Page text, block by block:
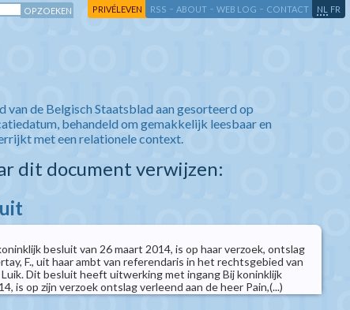
PRIVÉLEVEN RSS - ABOUT - WEB LOG - CONTACT NL FR
van de Belgisch Staatsblad aan gesorteerd op
behandeld om gemakkelijk leesbaar en
met een relationele context.
dit document verwijzen:
besluit van 26 maart 2014, is op haar verzoek, ontslag
F., uit haar ambt van referendaris in het rechtsgebied van
Dit besluit heeft uitwerking met ingang Bij koninklijk
is op zijn verzoek ontslag verleend aan de heer Pain,(...)